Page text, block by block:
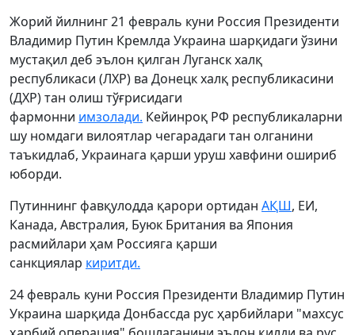
Жорий йилнинг 21 февраль куни Россия Президенти
Владимир Путин Кремлда Украина шарқидаги ўзини
мустақил деб эълон қилган Луганск халқ
республикаси (ЛХР) ва Донецк халқ республикасини
(ДХР) тан олиш тўғрисидаги
фармонни имзолади. Кейинроқ РФ республикаларни
шу номдаги вилоятлар чегарадаги тан олганини
таъкидлаб, Украинага қарши уруш хавфини ошириб
юборди.
Путиннинг фавқулодда қарори ортидан АҚШ, ЕИ,
Канада, Австралия, Буюк Британия ва Япония
расмийлари ҳам Россияга қарши
санкциялар киритди.
24 февраль куни Россия Президенти Владимир Путин
Украина шарқида Донбассда рус ҳарбийлари "махсус